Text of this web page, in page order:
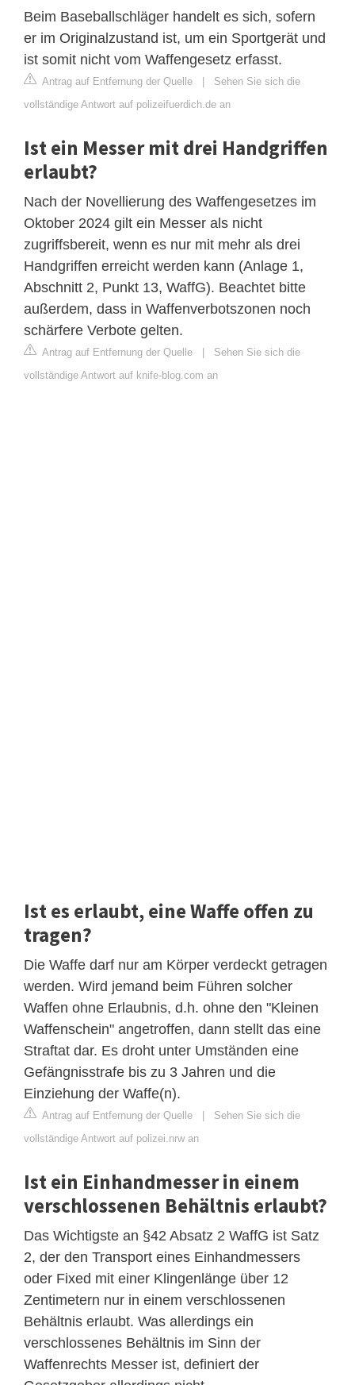
Beim Baseballschläger handelt es sich, sofern
er im Originalzustand ist, um ein Sportgerät und
ist somit nicht vom Waffengesetz erfasst.
Antrag auf Entfernung der Quelle | Sehen Sie sich die
vollständige Antwort auf polizeifuerdich.de an
Ist ein Messer mit drei Handgriffen
erlaubt?
Nach der Novellierung des Waffengesetzes im
Oktober 2024 gilt ein Messer als nicht
zugriffsbereit, wenn es nur mit mehr als drei
Handgriffen erreicht werden kann (Anlage 1,
Abschnitt 2, Punkt 13, WaffG). Beachtet bitte
außerdem, dass in Waffenverbotszonen noch
schärfere Verbote gelten.
Antrag auf Entfernung der Quelle | Sehen Sie sich die
vollständige Antwort auf knife-blog.com an
Ist es erlaubt, eine Waffe offen zu
tragen?
Die Waffe darf nur am Körper verdeckt getragen
werden. Wird jemand beim Führen solcher
Waffen ohne Erlaubnis, d.h. ohne den "Kleinen
Waffenschein" angetroffen, dann stellt das eine
Straftat dar. Es droht unter Umständen eine
Gefängnisstrafe bis zu 3 Jahren und die
Einziehung der Waffe(n).
Antrag auf Entfernung der Quelle | Sehen Sie sich die
vollständige Antwort auf polizei.nrw an
Ist ein Einhandmesser in einem
verschlossenen Behältnis erlaubt?
Das Wichtigste an §42 Absatz 2 WaffG ist Satz
2, der den Transport eines Einhandmessers
oder Fixed mit einer Klingenlänge über 12
Zentimetern nur in einem verschlossenen
Behältnis erlaubt. Was allerdings ein
verschlossenes Behältnis im Sinn der
Waffenrechts Messer ist, definiert der